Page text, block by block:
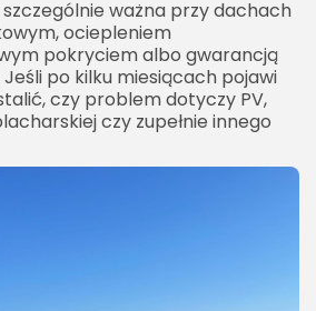
ważna przy dachach
ociepleniem
pokryciem albo gwarancją
po kilku miesiącach pojawi
czy problem dotyczy PV,
czy zupełnie innego